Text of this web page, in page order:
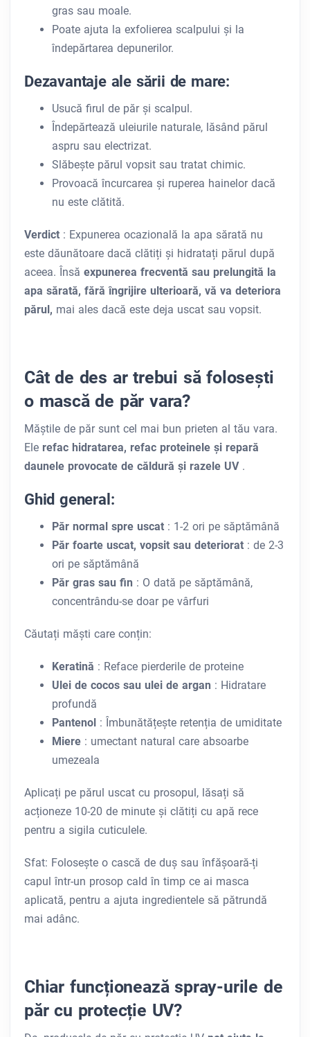
gras sau moale.
Poate ajuta la exfolierea scalpului și la
îndepărtarea depunerilor.
Dezavantaje ale sării de mare:
Usucă firul de păr și scalpul.
Îndepărtează uleiurile naturale, lăsând părul
aspru sau electrizat.
Slăbește părul vopsit sau tratat chimic.
Provoacă încurcarea și ruperea hainelor dacă
nu este clătită.
Verdict : Expunerea ocazională la apa sărată nu
este dăunătoare dacă clătiți și hidratați părul după
aceea. Însă expunerea frecventă sau prelungită la
apa sărată, fără îngrijire ulterioară, vă va deteriora
părul, mai ales dacă este deja uscat sau vopsit.
Cât de des ar trebui să folosești
o mască de păr vara?
Măștile de păr sunt cel mai bun prieten al tău vara.
Ele refac hidratarea, refac proteinele și repară
daunele provocate de căldură și razele UV .
Ghid general:
Păr normal spre uscat : 1-2 ori pe săptămână
Păr foarte uscat, vopsit sau deteriorat : de 2-3
ori pe săptămână
Păr gras sau fin : O dată pe săptămână,
concentrându-se doar pe vârfuri
Căutați măști care conțin:
Keratină : Reface pierderile de proteine
Ulei de cocos sau ulei de argan : Hidratare
profundă
Pantenol : Îmbunătățește retenția de umiditate
Miere : umectant natural care absoarbe
umezeala
Aplicați pe părul uscat cu prosopul, lăsați să
acționeze 10-20 de minute și clătiți cu apă rece
pentru a sigila cuticulele.
Sfat: Folosește o cască de duș sau înfășoară-ți
capul într-un prosop cald în timp ce ai masca
aplicată, pentru a ajuta ingredientele să pătrundă
mai adânc.
Chiar funcționează spray-urile de
păr cu protecție UV?